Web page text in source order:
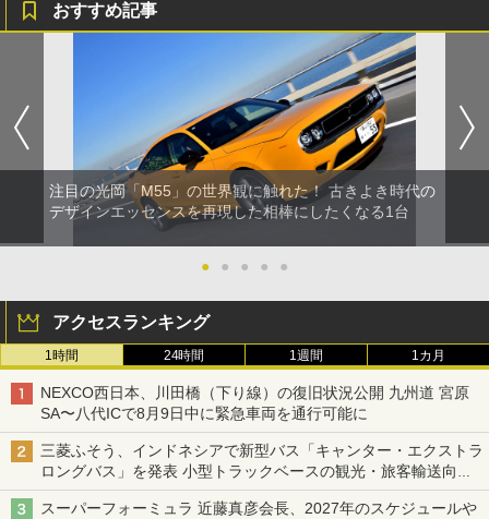
おすすめ記事
注目の光岡「M55」の世界観に触れた！ 古きよき時代の
デザインエッセンスを再現した相棒にしたくなる1台
● ● ● ● ●
アクセスランキング
1時間 24時間 1週間 1カ月
NEXCO西日本、川田橋（下り線）の復旧状況公開 九州道 宮原
SA〜八代ICで8月9日中に緊急車両を通行可能に
三菱ふそう、インドネシアで新型バス「キャンター・エクストラ
ロングバス」を発表 小型トラックベースの観光・旅客輸送向け
バス
スーパーフォーミュラ 近藤真彦会長、2027年のスケジュールや